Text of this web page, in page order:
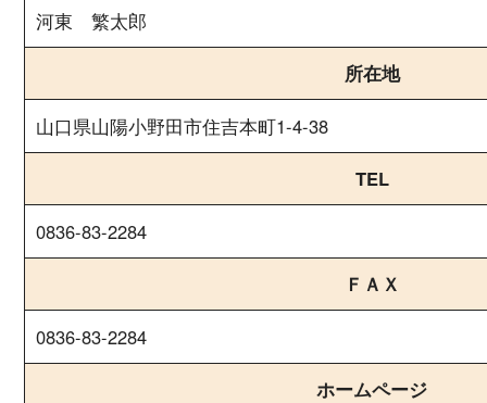
河東 繁太郎
所在地
山口県山陽小野田市住吉本町1-4-38
TEL
0836-83-2284
ＦＡＸ
0836-83-2284
ホームページ